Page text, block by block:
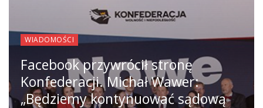
WIADOMOŚCI
Facebook przywrócił stronę
Konfederacji. Michał Wawer:
„Będziemy kontynuować sądową